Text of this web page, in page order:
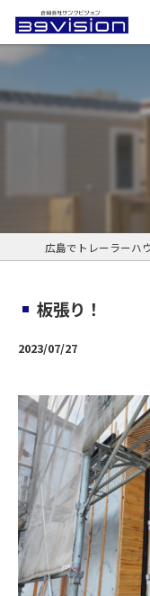
板張り！
2023/07/27